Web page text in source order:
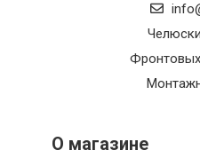
О магазине